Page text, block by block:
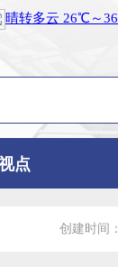
点
创建时间：